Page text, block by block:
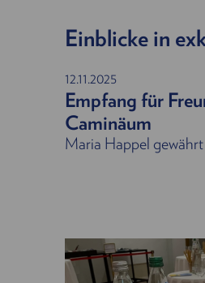
Einblicke in
12.11.2025
Empfang für
Caminäum
Maria Happel